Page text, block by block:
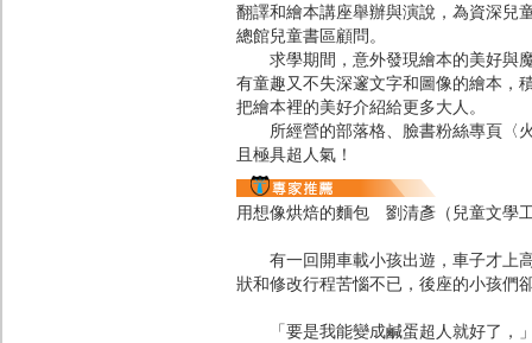
翻譯和繪本講座舉辦與演說，為資深兒
總館兒童書區顧問。
求學期間，意外發現繪本的美好與魔
有童趣又不失深邃文字和圖像的繪本，
把繪本裡的美好介紹給更多大人。
所經營的部落格、臉書粉絲專頁〈火
且極具超人氣！
用想像烘焙的麵包 劉清彥（兒童文學
有一回開車載小孩出遊，車子才上高
狀和修改行程苦惱不已，後座的小孩們
「要是我能變成鹹蛋超人就好了，」